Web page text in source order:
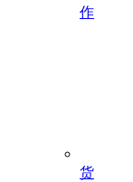
作
货